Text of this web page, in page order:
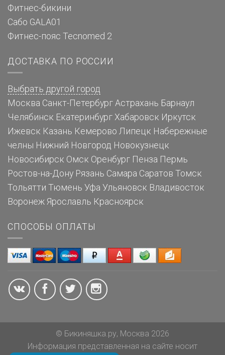
Фитнес-бикини
Сабо GALA01
Фитнес-пояс Tecnomed 2
ДОСТАВКА ПО РОССИИ
Выбрать другой город
Москва Санкт-Петербург Астрахань Барнаул
Челябинск Екатеринбург Хабаровск Иркутск
Ижевск Казань Кемерово Липецк Набережные
челны Нижний Новгород Новокузнецк
Новосибирск Омск Оренбург Пенза Пермь
Ростов-на-Дону Рязань Самара Саратов Томск
Тольятти Тюмень Уфа Ульяновск Владивосток
Воронеж Ярославль Красноярск
СПОСОБЫ ОПЛАТЫ
© Бикиняшка.ру, Москва 2026
Информация представленная на сайте носит